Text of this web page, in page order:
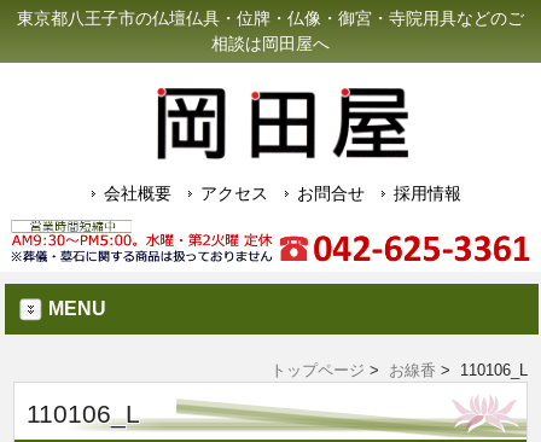
東京都八王子市の仏壇仏具・位牌・仏像・御宮・寺院用具などのご
相談は岡田屋へ
会社概要 アクセス お問合せ 採用情報
MENU
トップページ > お線香 > 110106_L
110106_L